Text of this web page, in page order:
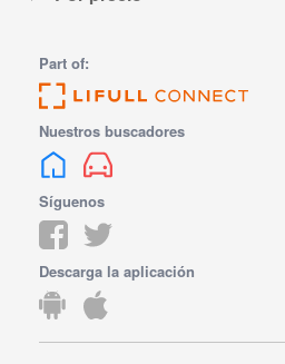
Part of:
Nuestros buscadores
Síguenos
Descarga la aplicación